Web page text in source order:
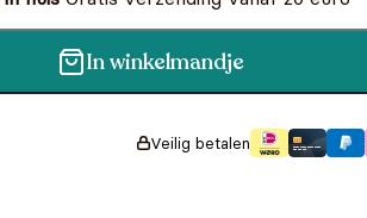
5 Jaar aantal
In winkelmandje
Veilig betalen